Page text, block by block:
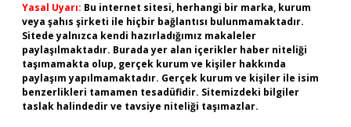
Yasal Uyarı: Bu internet sitesi, herhangi bir marka, kurum
veya şahıs şirketi ile hiçbir bağlantısı bulunmamaktadır.
Sitede yalnızca kendi hazırladığımız makaleler
paylaşılmaktadır. Burada yer alan içerikler haber niteliği
taşımamakta olup, gerçek kurum ve kişiler hakkında
paylaşım yapılmamaktadır. Gerçek kurum ve kişiler ile isim
benzerlikleri tamamen tesadüfidir. Sitemizdeki bilgiler
taslak halindedir ve tavsiye niteliği taşımazlar.